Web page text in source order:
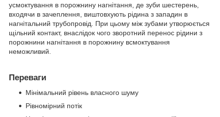
усмоктування в порожнину нагнітання, де зуби шестерень,
входячи в зачеплення, виштовхують рідина з западин в
нагнітальний трубопровід. При цьому між зубами утворюється
щільний контакт, внаслідок чого зворотний перенос рідини з
порожнини нагнітання в порожнину всмоктування
неможливий.
Переваги
Мінімальний рівень власного шуму
Рівномірний потік